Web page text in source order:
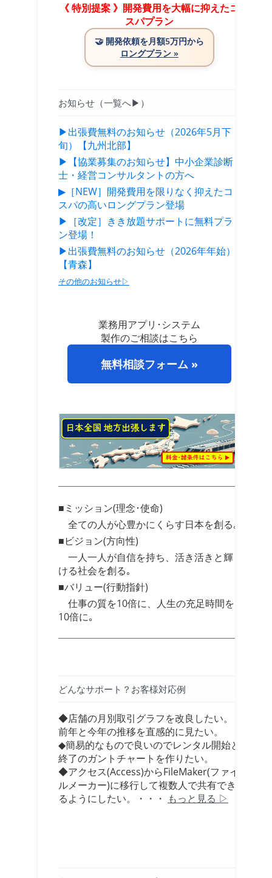
《 特別提案 》開発費用を大幅に抑えたコ
スパプラン
🤝 開発依頼を月額5万円から
ロングプラン »
お知らせ（一覧へ▶）
▶出張費無料のお知らせ（2026年5月下
旬）【九州北部】
▶【協業募集のお知らせ】中小企業診断
士・経営コンサルタントの方へ
▶［NEW］開発費用を限りなく抑えたコ
スパの高いロングプラン登場
▶［改定］きき放題サポートに無料プラ
ン登場！
▶出張費無料のお知らせ（2026年年始）
【青森】
その他のお知らせ▷
業務用アプリ･システム
製作のご相談はこちら
無料相談フォーム »
■ミッション(理念･使命)
全ての人が心豊かにくらす日本を創る｡
■ビジョン(方向性)
一人一人が自信を持ち、活き活きと輝
ける社会を創る｡
■バリュー(行動指針)
仕事の質を10倍に、人生の充足時間を
10倍に｡
どんなサポート？お客様対応例
◆店舗の月別取引グラフを改良したい。
前年と今年の推移を直感的に見たい。
◆簡易的なもので良いのでレンタル開始と
終了のガントチャートを作りたい。
◆アクセス(Access)からFileMaker(ファイ
ルメーカー)に移行して複数人で共有でき
るようにしたい。・・・ もっと見る ▷